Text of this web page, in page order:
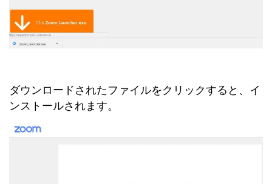
ダウンロードされたファイルをクリックすると、イ
ンストールされます。